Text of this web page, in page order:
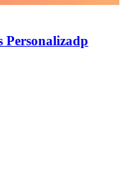
Personalizadp